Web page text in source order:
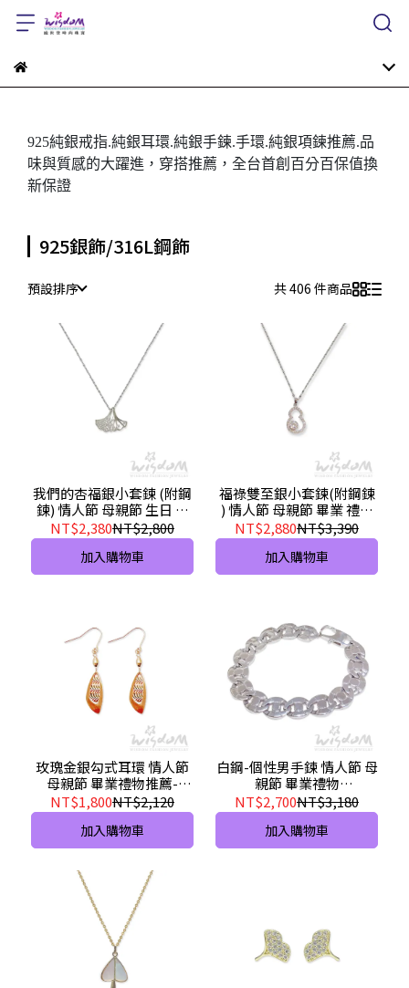
925純銀戒指.純銀耳環.純銀手鍊.手環.純銀項鍊推薦.品
味與質感的大躍進，穿搭推薦，全台首創百分百保值換
新保證
925銀飾/316L鋼飾
預設排序 共 406 件商品
我們的杏福銀小套鍊 (附鋼
鍊) 情人節 母親節 生日 項
鍊首選 ZSB00101-BCHX
NT$2,380NT$2,800
加入購物車
福祿雙至銀小套鍊(附鋼鍊
) 情人節 母親節 畢業 禮物
推薦 ZSB00065-BHHX
NT$2,880NT$3,390
加入購物車
玫瑰金銀勾式耳環 情人節
母親節 畢業禮物推薦-
SF00068-AHXX
NT$1,800NT$2,120
加入購物車
白鋼-個性男手鍊 情人節 母
親節 畢業禮物
A22BNC00005-BGXX
NT$2,700NT$3,180
加入購物車